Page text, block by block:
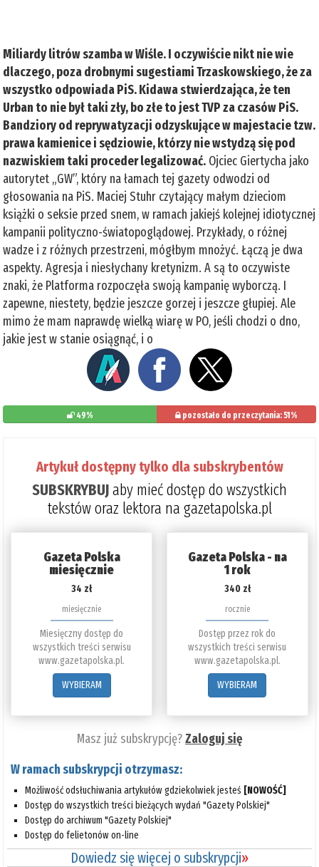
Miliardy litrów szamba w Wiśle. I oczywiście nikt nie wie
dlaczego, poza drobnymi sugestiami Trzaskowskiego, że za
wszystko odpowiada PiS. Kidawa stwierdzająca, że ten
Urban to nie był taki zły, bo złe to jest TVP za czasów PiS.
Bandziory od reprywatyzacji odzyskujące w majestacie tzw.
prawa kamienice i sędziowie, którzy nie wstydzą się pod
nazwiskiem taki proceder legalizować. Ojciec Giertycha jako
autorytet „GW”, który na łamach tej gazety odwodzi od
głosowania na PiS. Maciej Stuhr czytający małym dzieciom
książki o seksie przed snem, w ramach jakiejś kolejnej idiotycznej
kampanii polityczno-światopoglądowej. Przykłady, o różnej
wadze i z różnych przestrzeni, mógłbym mnożyć. Łączą je dwa
aspekty. Agresja i niesłychany kretynizm. A są to oczywiste
znaki, że Platforma rozpoczęła swoją kampanię wyborczą. I
zapewne, niestety, będzie jeszcze gorzej i jeszcze głupiej. Ale
mimo że mam naprawdę wielką wiarę w PO, jeśli chodzi o dno,
jakie jest w stanie osiągnąć, i o
49% pozostało do przeczytania: 51%
Artykuł dostępny tylko dla subskrybentów
SUBSKRYBUJaby mieć dostęp do wszystkich
tekstów oraz lektora na gazetapolska.pl
Gazeta Polska
miesięcznie
34 zł
miesięcznie
Miesięczny dostęp do
wszystkich treści serwisu
www.gazetapolska.pl.
WYBIERAM
Gazeta Polska - na
1 rok
340 zł
rocznie
Dostęp przez rok do
wszystkich treści serwisu
www.gazetapolska.pl.
WYBIERAM
Masz już subskrypcję?Zaloguj się
W ramach subskrypcji otrzymasz:
Możliwość odsłuchiwania artykułów gdziekolwiek jesteś [NOWOŚĆ]
Dostęp do wszystkich treści bieżących wydań "Gazety Polskiej"
Dostęp do archiwum "Gazety Polskiej"
Dostęp do felietonów on-line
Dowiedz się więcej o subskrypcji»